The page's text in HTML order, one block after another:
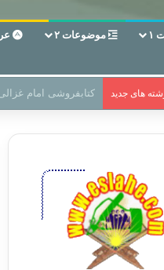
موضوعات ۲
های جدید سر دفتر فساد در